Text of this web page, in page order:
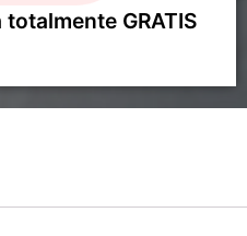
GRATIS